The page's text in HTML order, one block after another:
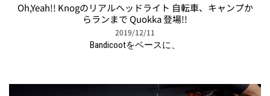
Oh,Yeah!! Knogのリアルヘッドライト 自転車、キャンプか
らランまで Quokka 登場!!
2019/12/11
Bandicootをベースに、